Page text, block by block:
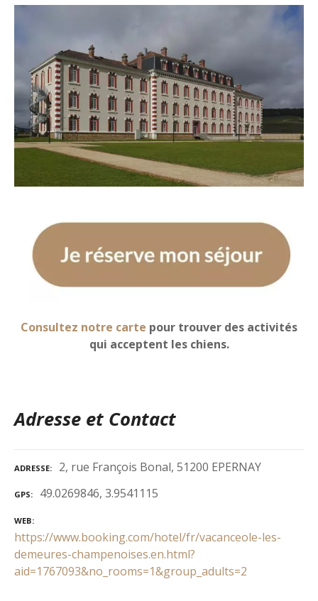
Consultez notre carte pour trouver des activités
qui acceptent les chiens.
Adresse et Contact
ADRESSE 2, rue François Bonal, 51200 EPERNAY
GPS 49.0269846, 3.9541115
WEB
https://www.booking.com/hotel/fr/vacanceole-les-
demeures-champenoises.en.html?
aid=1767093&no_rooms=1&group_adults=2